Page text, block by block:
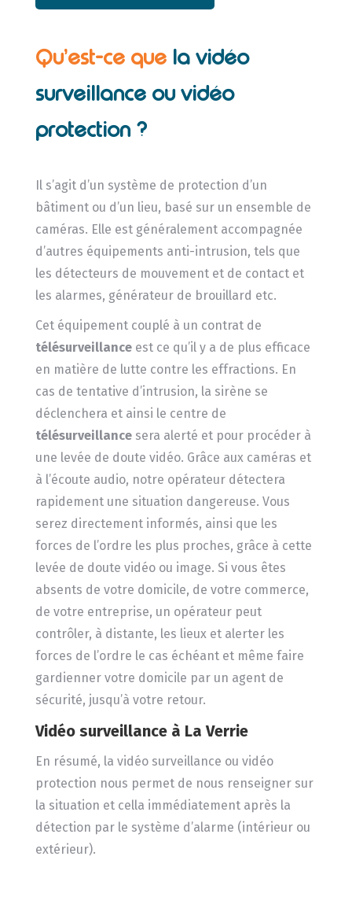
Qu’est-ce que la vidéo
surveillance ou vidéo
protection ?
Il s’agit d’un système de protection d’un
bâtiment ou d’un lieu, basé sur un ensemble de
caméras. Elle est généralement accompagnée
d’autres équipements anti-intrusion, tels que
les détecteurs de mouvement et de contact et
les alarmes, générateur de brouillard etc.
Cet équipement couplé à un contrat de
télésurveillanceest ce qu’il y a de plus efficace
en matière de lutte contre les effractions. En
cas de tentative d’intrusion, la sirène se
déclenchera et ainsi le centre de
télésurveillancesera alerté et pour procéder à
une levée de doute vidéo. Grâce aux caméras et
à l’écoute audio, notre opérateur détectera
rapidement une situation dangereuse. Vous
serez directement informés, ainsi que les
forces de l’ordre les plus proches, grâce à cette
levée de doute vidéo ou image. Si vous êtes
absents de votre domicile, de votre commerce,
de votre entreprise, un opérateur peut
contrôler, à distante, les lieux et alerter les
forces de l’ordre le cas échéant et même faire
gardienner votre domicile par un agent de
sécurité, jusqu’à votre retour.
Vidéo surveillance à La Verrie
En résumé, la vidéo surveillance ou vidéo
protection nous permet de nous renseigner sur
la situation et cella immédiatement après la
détection par le système d’alarme (intérieur ou
extérieur).